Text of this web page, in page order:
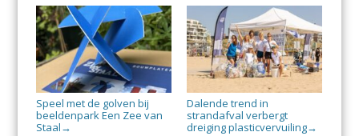
Speel met de golven bij
beeldenpark Een Zee van
Staal →
Dalende trend in
strandafval verbergt
dreiging plasticvervuiling→